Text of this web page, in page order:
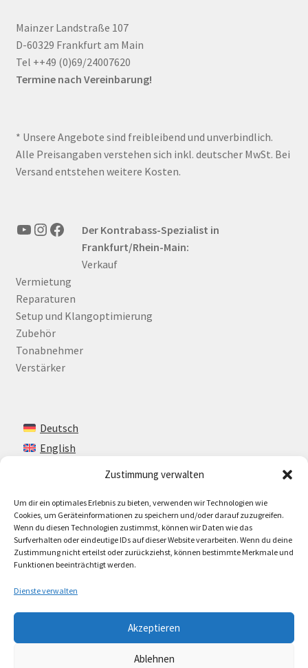
Zustimmung verwalten
Um dir ein optimales Erlebnis zu bieten, verwenden wir Technologien wie
Cookies, um Geräteinformationen zu speichern und/oder darauf zuzugreifen.
Wenn du diesen Technologien zustimmst, können wir Daten wie das
Surfverhalten oder eindeutige IDs auf dieser Website verarbeiten. Wenn du deine
Zustimmung nicht erteilst oder zurückziehst, können bestimmte Merkmale und
Funktionen beeinträchtigt werden.
Dienste verwalten
Akzeptieren
Ablehnen
Mainzer Landstraße 107
D-60329 Frankfurt am Main
Tel ++49 (0)69/24007620
Termine nach Vereinbarung!
* Unsere Angebote sind freibleibend und unverbindlich.
Alle Preisangaben verstehen sich inkl. deutscher MwSt. Bei
Versand entstehen weitere Kosten.
YouTube
Instagram
FacebookDer Kontrabass-Spezialist in
Frankfurt/Rhein-Main:
Verkauf
Vermietung
Reparaturen
Setup und Klangoptimierung
Zubehör
Tonabnehmer
Verstärker
Deutsch
English
Kontakt
Impressum + AGB
Cookie-Richtlinie (EU)
© Lando Music 2026
Erstellt mit WooCommerce